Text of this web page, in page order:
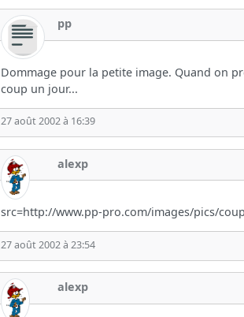
pp
Dommage pour la petite image. Quand on
coup un jour...
27 août 2002 à 16:39
alexp
src=http://www.pp-pro.com/images/pics/
27 août 2002 à 23:54
alexp